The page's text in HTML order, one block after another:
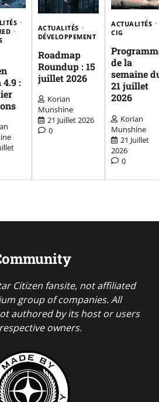
:
ACTUALITÉS
DÉVELOPPEMENT
Roadmap
Roundup : 15
juillet 2026
Korian
Munshine
21 Juillet 2026
0
ACTUALITÉS
CIG
de la
semaine
21 juillet
2026
Korian
Munshine
21 Juillet
2026
0
Citizen fansite, not affiliated
group of companies. All
authored by its host or users
owners.